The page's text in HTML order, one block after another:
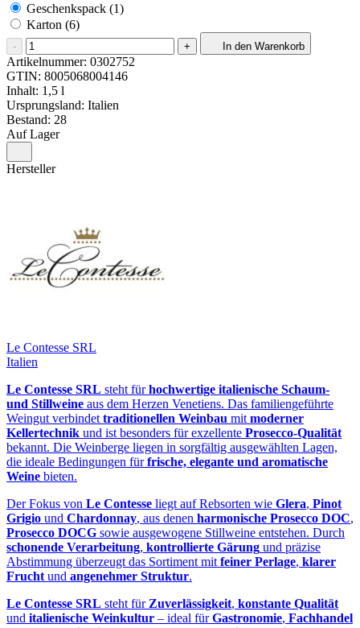
Geschenkspack (1)
Karton (6)
- + In den Warenkorb
Artikelnummer: 0302752
GTIN: 8005068004146
Inhalt: 1,5 l
Ursprungsland: Italien
Bestand: 28
Auf Lager
Hersteller
Le Contesse SRL
Italien
Le Contesse SRL steht fürhochwertige italienische Schaum‑
und Stillweine aus dem Herzen Venetiens. Das familiengeführte
Weingut verbindet traditionellen Weinbau mit moderner
Kellertechnik und ist besonders für exzellente Prosecco‑Qualität
bekannt. Die Weinberge liegen in sorgfältig ausgewählten Lagen,
die ideale Bedingungen fürfrische, elegante und aromatische
Weine bieten.
Der Fokus von Le Contesse liegt auf Rebsorten wie Glera, Pinot
Grigio und Chardonnay, aus denen harmonische Prosecco DOC,
Prosecco DOCG sowie ausgewogene Stillweine entstehen. Durch
schonende Verarbeitung, kontrollierte Gärung und präzise
Abstimmung überzeugt das Sortiment mit feiner Perlage, klarer
Frucht und angenehmer Struktur.
Le Contesse SRL steht für Zuverlässigkeit, konstante Qualität
und italienische Weinkultur – ideal fürGastronomie, Fachhandel